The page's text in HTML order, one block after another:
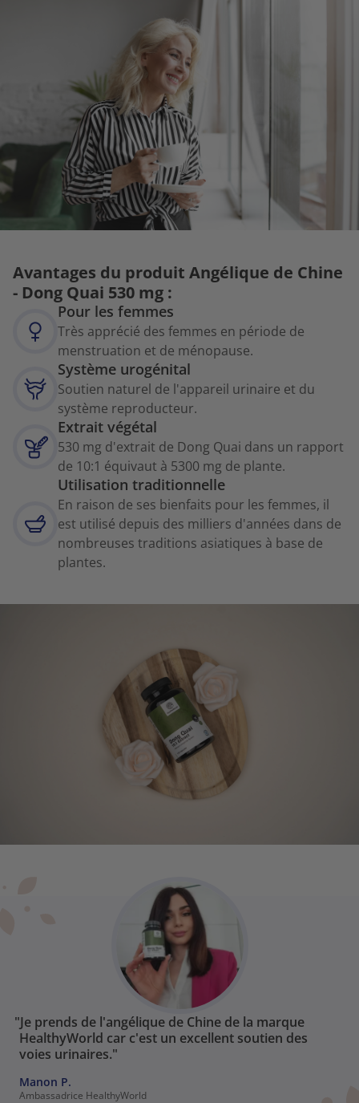
Avantages du produit Angélique de Chine
- Dong Quai 530 mg :
Pour les femmes
Très apprécié des femmes en période de
menstruation et de ménopause.
Système urogénital
Soutien naturel de l'appareil urinaire et du
système reproducteur.
Extrait végétal
530 mg d'extrait de Dong Quai dans un rapport
de 10:1 équivaut à 5300 mg de plante.
Utilisation traditionnelle
En raison de ses bienfaits pour les femmes, il
est utilisé depuis des milliers d'années dans de
nombreuses traditions asiatiques à base de
plantes.
"Je prends de l'angélique de Chine de la marque
HealthyWorld car c'est un excellent soutien des
voies urinaires."
Manon P.
Ambassadrice HealthyWorld